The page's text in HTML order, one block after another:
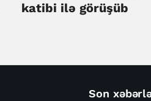
katibi ilə görüşüb
Son